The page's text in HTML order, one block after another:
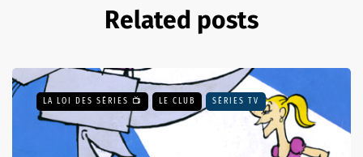
Related posts
LA LOI DES SÉRIES 📺 LE CLUB SÉRIES TV